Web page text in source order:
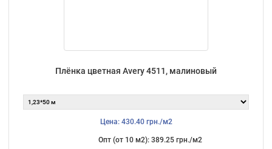
Плёнка цветная Avery 4511, малиновый
Цена: 430.40 грн./м2
Опт (от 10 м2): 389.25 грн./м2